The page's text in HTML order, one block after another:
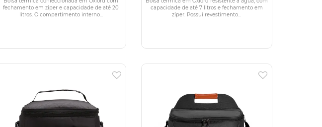
fechamento em zíper e capacidade de até 20
litros. O compartimento interno...
capacidade de até 7 litros e fechamento em
zíper. Possui revestimento...